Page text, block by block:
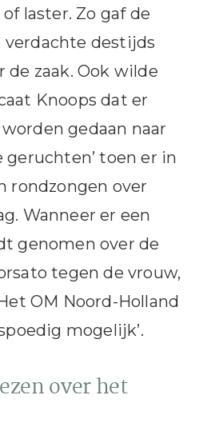
laster. Zo gaf de
verdachte destijds
de zaak. Ook wilde
Knoops dat er
gedaan naar
geruchten’ toen er in
rondzongen over
Wanneer er een
genomen over de
tegen de vrouw,
OM Noord-Holland
mogelijk’.
over het